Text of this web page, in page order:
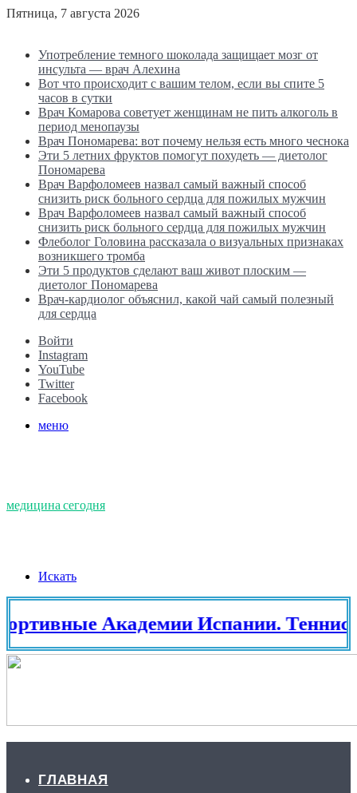
Пятница, 7 августа 2026
Употребление темного шоколада защищает мозг от
инсульта — врач Алехина
Вот что происходит с вашим телом, если вы спите 5
часов в сутки
Врач Комарова советует женщинам не пить алкоголь в
период менопаузы
Врач Пономарева: вот почему нельзя есть много чеснока
Эти 5 летних фруктов помогут похудеть — диетолог
Пономарева
Врач Варфоломеев назвал самый важный способ
снизить риск больного сердца для пожилых мужчин
Врач Варфоломеев назвал самый важный способ
снизить риск больного сердца для пожилых мужчин
Флеболог Головина рассказала о визуальных признаках
возникшего тромба
Эти 5 продуктов сделают ваш живот плоским —
диетолог Пономарева
Врач-кардиолог объяснил, какой чай самый полезный
для сердца
Войти
Instagram
YouTube
Twitter
Facebook
меню
медицина сегодня
Искать
Академии Испании. Теннис в
ГЛАВНАЯ